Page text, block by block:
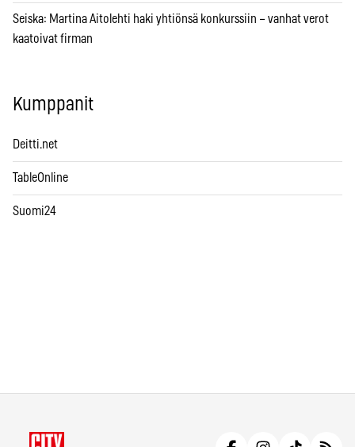
Seiska: Martina Aitolehti haki yhtiönsä konkurssiin – vanhat verot
kaatoivat firman
Kumppanit
Deitti.net
TableOnline
Suomi24